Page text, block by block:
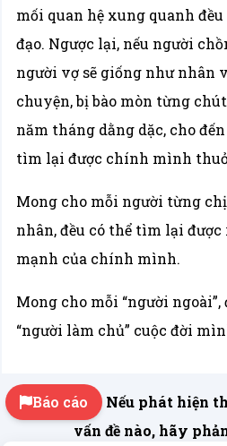
mối quan hệ xung quanh
đạo. Ngược lại, nếu người
người vợ sẽ giống như nhân
chuyện, bị bào mòn từng
năm tháng dằng dặc, cho
tìm lại được chính mình thuở
Mong cho mỗi người từng
nhân, đều có thể tìm lại
mạnh của chính mình.
Mong cho mỗi “người
“người làm chủ” cuộc đời
Báo cáo
Nếu phát hiện
vấn đề nào, hãy